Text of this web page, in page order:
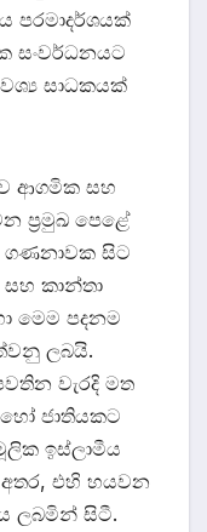
පරමාදර්ශයක්
සංවර්ධනයට
සාධකයක්
ආගමික සහ
ප්‍රමුඛ පෙළේ
ගණනාවක සිට
සහ කාන්තා
මෙම පදනම
ලබයි.
වැරදි මත
ජාතියකට
ඉස්ලාමීය
අතර, එහි හයවන
ලබමින් සිටී.